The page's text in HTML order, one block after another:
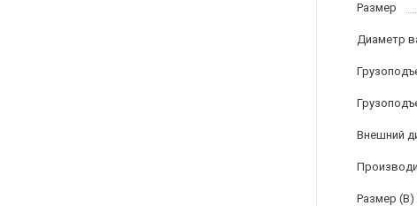
Размер
Диаметр
Внешний
Размер (B)